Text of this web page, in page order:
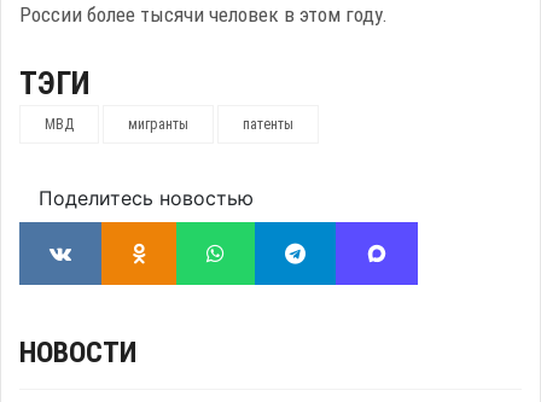
России более тысячи человек в этом году.
ТЭГИ
МВД мигранты патенты
Поделитесь новостью
НОВОСТИ